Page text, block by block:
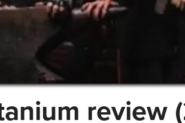
review